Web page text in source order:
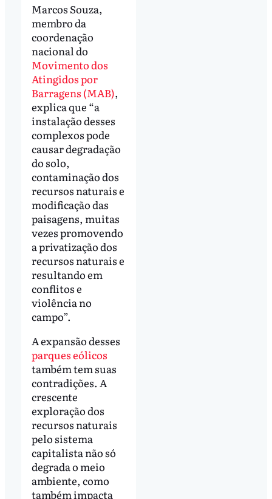
Marcos Souza,
membro da
coordenação
nacional do
Movimento dos
Atingidos por
Barragens (MAB),
explica que “a
instalação desses
complexos pode
causar degradação
do solo,
contaminação dos
recursos naturais e
modificação das
paisagens, muitas
vezes promovendo
a privatização dos
recursos naturais e
resultando em
conflitos e
violência no
campo”.
A expansão desses
parques eólicos
também tem suas
contradições. A
crescente
exploração dos
recursos naturais
pelo sistema
capitalista não só
degrada o meio
ambiente, como
também impacta